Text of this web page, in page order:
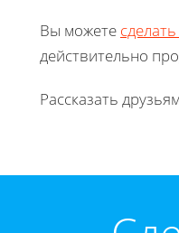
Вы можете
действительно
Рассказать